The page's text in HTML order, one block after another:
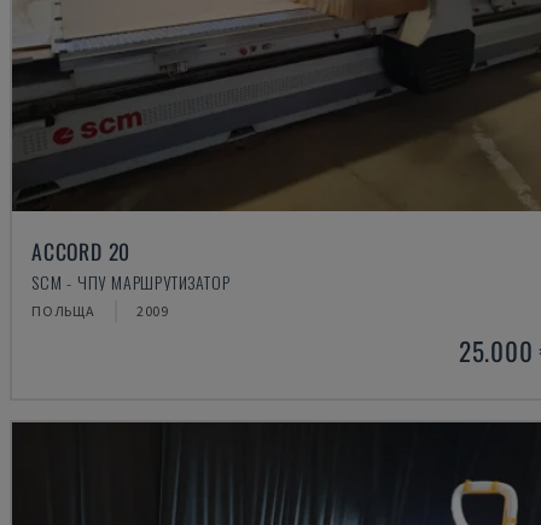
ACCORD 20
SCM - ЧПУ МАРШРУТИЗАТОР
ПОЛЬЩА 2009
25.000